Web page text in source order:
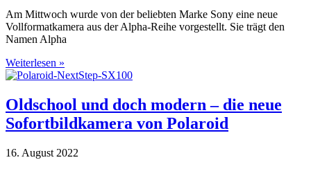
Am Mittwoch wurde von der beliebten Marke Sony eine neue
Vollformatkamera aus der Alpha-Reihe vorgestellt. Sie trägt den
Namen Alpha
Weiterlesen »
Oldschool und doch modern – die neue
Sofortbildkamera von Polaroid
16. August 2022